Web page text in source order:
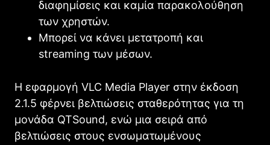
διαφημίσεις και καμία παρακολούθηση
των χρηστών.
Μπορεί να κάνει μετατροπή και
streaming των μέσων.
Η εφαρμογή VLC Media Player στην έκδοση
2.1.5 φέρνει βελτιώσεις σταθερότητας για τη
μονάδα QTSound, ενώ μια σειρά από
βελτιώσεις στους ενσωματωμένους